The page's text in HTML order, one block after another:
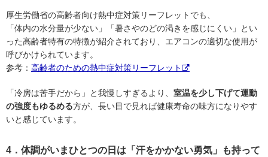
厚生労働省の高齢者向け熱中症対策リーフレットでも、
「体内の水分量が少ない」「暑さやのどの渇きを感じにくい」とい
った高齢者特有の特徴が紹介されており、エアコンの適切な使用が
呼びかけられています。
参考： 高齢者のための熱中症対策リーフレット
「冷房は苦手だから」と我慢しすぎるより、 室温を少し下げて運動
の強度もゆるめる方が、長い目で見れば健康寿命の味方になりやす
いと感じています。
4．体調がいまひとつの日は「汗をかかない勇気」も持って